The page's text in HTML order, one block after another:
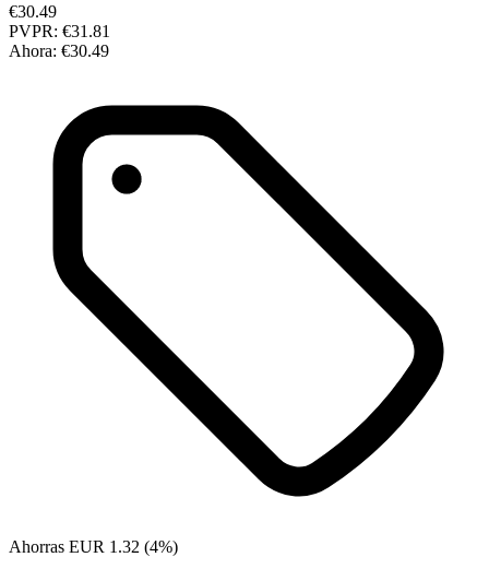
€30.49
PVPR: €31.81
Ahora: €30.49
Ahorras EUR 1.32 (4%)